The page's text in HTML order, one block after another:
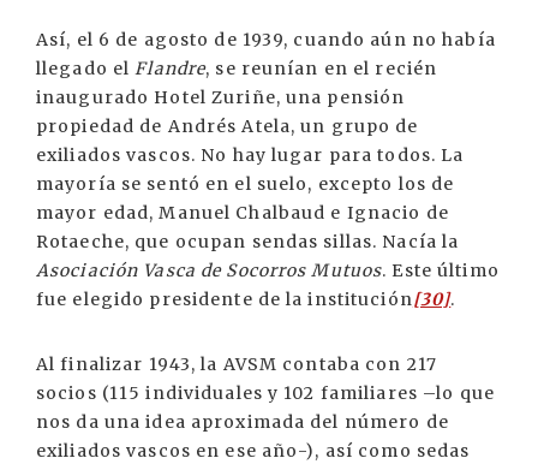
Así, el 6 de agosto de 1939, cuando aún no había
llegado elFlandre, se reunían en el recién
inaugurado Hotel Zuriñe, una pensión
propiedad de Andrés Atela, un grupo de
exiliados vascos. No hay lugar para todos. La
mayoría se sentó en el suelo, excepto los de
mayor edad, Manuel Chalbaud e Ignacio de
Rotaeche, que ocupan sendas sillas. Nacía la
Asociación Vasca de Socorros Mutuos. Este último
fue elegido presidente de la institución[30].
Al finalizar 1943, la AVSM contaba con 217
socios (115 individuales y 102 familiares –lo que
nos da una idea aproximada del número de
exiliados vascos en ese año-), así como sedas